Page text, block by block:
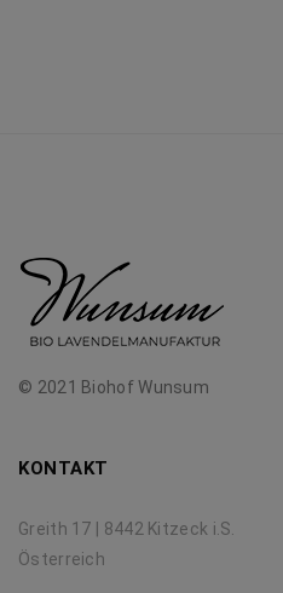
© 2021 Biohof Wunsum
KONTAKT
Greith 17 | 8442 Kitzeck i.S.
Österreich